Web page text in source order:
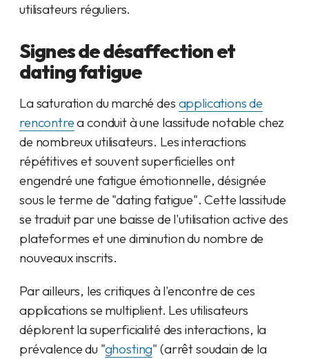
utilisateurs réguliers.
Signes de désaffection et
dating fatigue
La saturation du marché des applications de
rencontrea conduit à une lassitude notable chez
de nombreux utilisateurs. Les interactions
répétitives et souvent superficielles ont
engendré une fatigue émotionnelle, désignée
sous le terme de "dating fatigue". Cette lassitude
se traduit par une baisse de l'utilisation active des
plateformes et une diminution du nombre de
nouveaux inscrits.
Par ailleurs, les critiques à l'encontre de ces
applications se multiplient. Les utilisateurs
déplorent la superficialité des interactions, la
prévalence du "ghosting" (arrêt soudain de la